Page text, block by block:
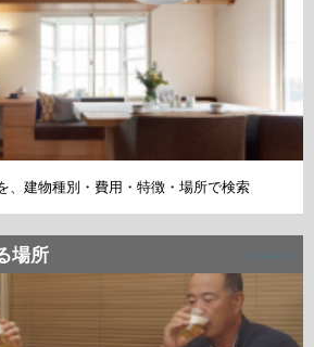
、建物種別・費用・特徴・場所で検索
場所